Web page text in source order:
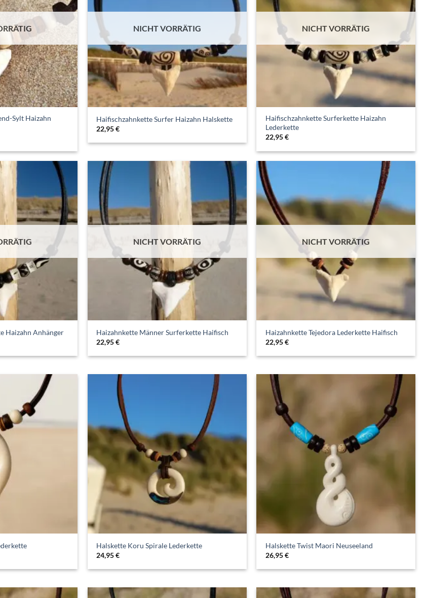
Sylt Haizahn
NICHT VORRÄTIG
Haifischzahnkette Surfer Haizahn Halskette
22,95€
NICHT VORRÄTIG
Haifischzahnkette Surferkette Haizahn
Lederkette
22,95€
Haizahn Anhänger
NICHT VORRÄTIG
Haizahnkette Männer Surferkette Haifisch
22,95€
NICHT VORRÄTIG
Haizahnkette Tejedora Lederkette Haifisch
22,95€
Halskette Koru Spirale Lederkette
24,95€
Halskette Twist Maori Neuseeland
26,95€